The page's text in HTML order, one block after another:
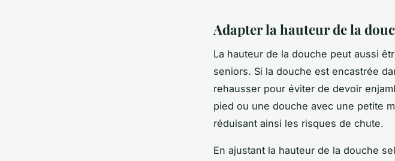
Adapter la hauteur de la
La hauteur de la douche peut aussi
seniors. Si la douche est encastrée
rehausser pour éviter de devoir
pied ou une douche avec une petite
réduisant ainsi les risques de chute.
En ajustant la hauteur de la douche